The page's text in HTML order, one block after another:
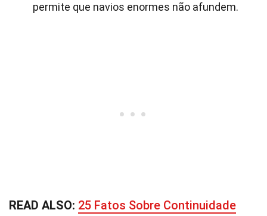
permite que navios enormes não afundem.
READ ALSO: 25 Fatos Sobre Continuidade